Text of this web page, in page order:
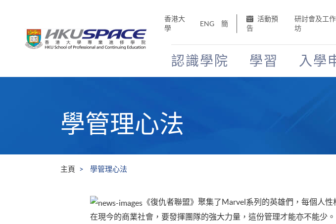
香港大
學
ENG 簡
活動預
告
研討會及工作
坊
認識學院 學習 入學
學管理心法
主頁 學管理心法
《復仇者聯盟》聚集了Marvel系列的英雄們，每個人
在現今的商業社會，要發揮團隊的強大力量，這份管理才能亦不能少。